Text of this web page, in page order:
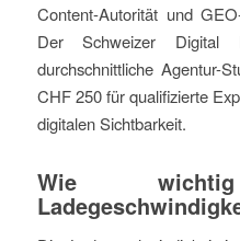
Content-Autorität und
Der Schweizer Digital
durchschnittliche Agentur-
CHF 250 für qualifizierte
digitalen Sichtbarkeit.
Wie